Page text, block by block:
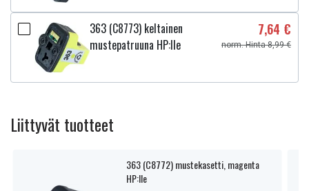
363 (C8773) keltainen
mustepatruuna HP:lle
7,64 €
norm. Hinta 8,99 €
Liittyvät tuotteet
363 (C8772) mustekasetti, magenta
HP:lle